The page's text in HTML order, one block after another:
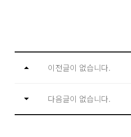
이전글이 없습니다.
다음글이 없습니다.